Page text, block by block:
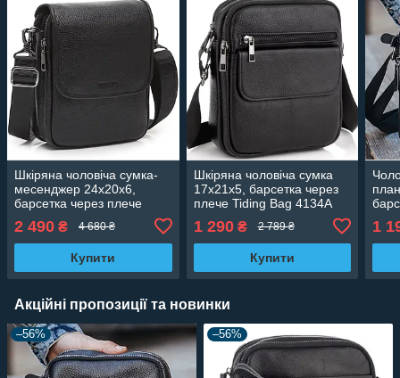
Шкіряна чоловіча сумка-
месенджер 24х20х6,
барсетка через плече
чорна
2 490 ₴ 4 680 ₴
Купити
Шкіряна чоловіча сумка
17х21х5, барсетка через
плече Tiding Bag 4134A
1 290₴ 2 789 ₴
Купити
1
Акційні пропозиції та новинки
–56% –56%